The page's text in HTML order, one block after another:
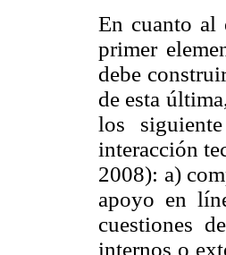
En cuanto al
primer
debe
de esta
los
interacción
2008): a)
apoyo en
cuestiones
internos o